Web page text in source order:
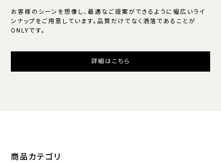
お客様のシーンを想像し、最適なご提案ができるように幅広いライ
ンナップをご用意しています。品質だけでなく洒落であることが
ONLYです。
詳細はこちら
商品カテゴリ